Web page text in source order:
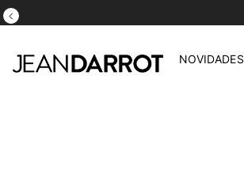
NOVIDADES